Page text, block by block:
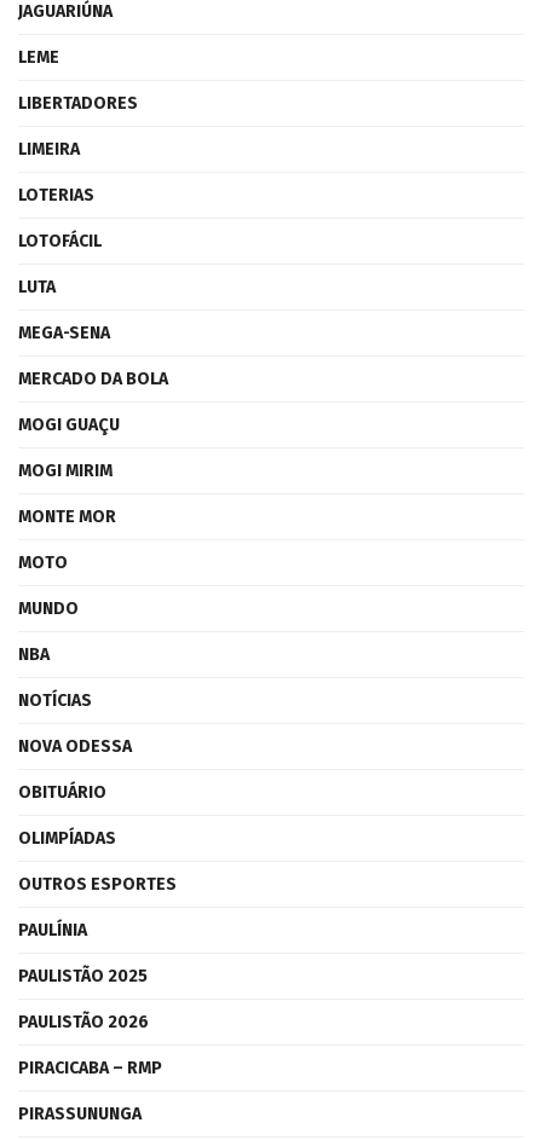
JAGUARIÚNA
LEME
LIBERTADORES
LIMEIRA
LOTERIAS
LOTOFÁCIL
LUTA
MEGA-SENA
MERCADO DA BOLA
MOGI GUAÇU
MOGI MIRIM
MONTE MOR
MOTO
MUNDO
NBA
NOTÍCIAS
NOVA ODESSA
OBITUÁRIO
OLIMPÍADAS
OUTROS ESPORTES
PAULÍNIA
PAULISTÃO 2025
PAULISTÃO 2026
PIRACICABA – RMP
PIRASSUNUNGA